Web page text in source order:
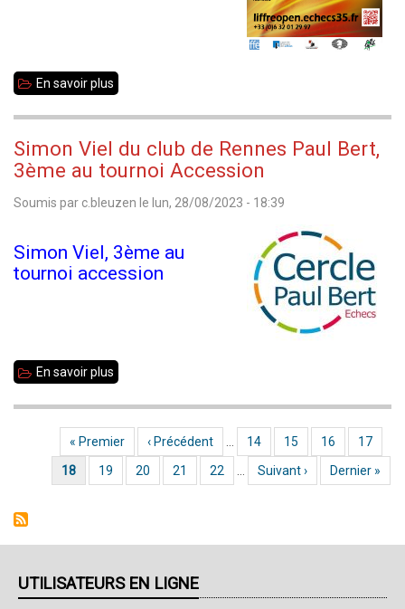
En savoir plus
octobre
:
open
Simon Viel du club de Rennes Paul Bert,
3ème au tournoi Accession
Soumis par c.bleuzen le lun, 28/08/2023 - 18:39
Simon Viel, 3ème au
tournoi accession
En savoir plus
du
club
Paul
Bert,
3ème
Pagination
Première page
« Premier Page précédente
‹ Précédent Page
14 Page
15 Page
16 Page
17
Page courante
18 Page
19 Page
20 Page
21 Page
22 Page suivante
Suivant › Dernière page
Dernier »
UTILISATEURS EN LIGNE